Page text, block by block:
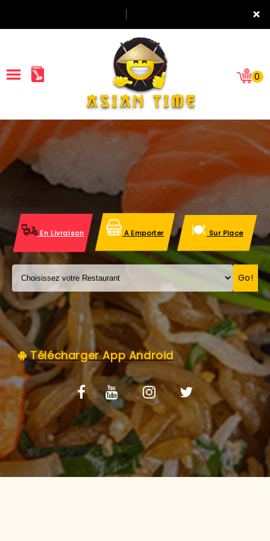
×
ACCUEIL
LA CARTE
VOS AVIS
MENTIONS LÉGALES
C.G.V
0
En Livraison A Emporter Sur Place
Go!
Télécharger App Android